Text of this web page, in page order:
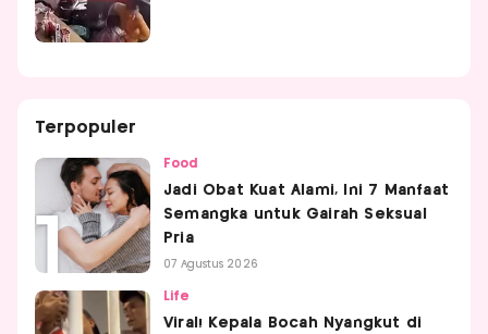
Terpopuler
Food
Jadi Obat Kuat Alami, Ini 7 Manfaat
Semangka untuk Gairah Seksual
Pria
07 Agustus 2026
Life
Viral! Kepala Bocah Nyangkut di